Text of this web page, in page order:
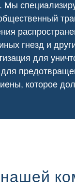
Мы
гнезд и
для
которое